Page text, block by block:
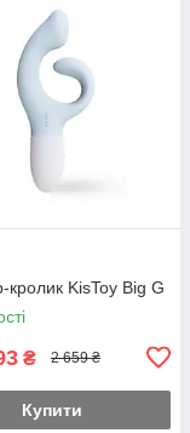
кролик KisToy Big G
₴ 2 659 ₴
Купити